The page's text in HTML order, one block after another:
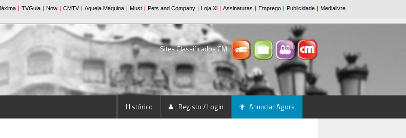
Sites Classificados CM
Histórico Registo / Login Anunciar Agora